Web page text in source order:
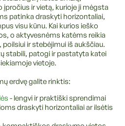
ir vietą, kurioje ji mėgsta
patinka draskyti horizontaliai,
visu kūnu. Kai kurios ieško
o aktyvesnėms katėms reikia
ir stebėjimui iš aukščiau.
stabili, patogi ir pastatyta katei
vietoje.
erdvę galite rinktis:
- lengvi ir praktiški sprendimai
draskyti horizontaliai ar ilsėtis